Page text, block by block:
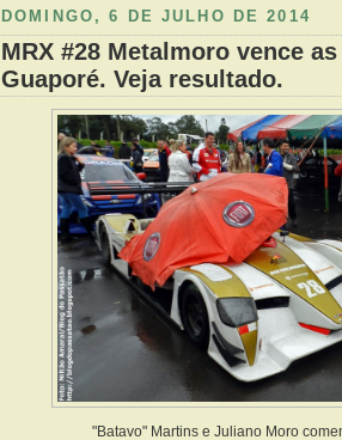
DOMINGO, 6 DE JULHO DE 2014
MRX #28 Metalmoro vence
Guaporé. Veja resultado.
"Batavo" Martins e Juliano Moro